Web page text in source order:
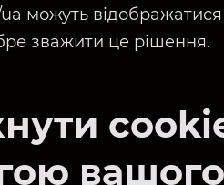
можуть
зважити це рішення.